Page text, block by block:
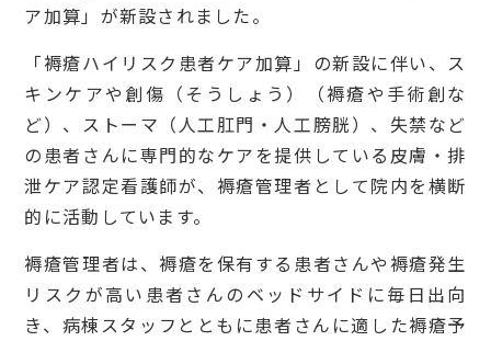
ア加算」が新設されました。
「褥瘡ハイリスク患者ケア加算」の新設に伴い、ス
キンケアや創傷（そうしょう）（褥瘡や手術創な
ど）、ストーマ（人工肛門・人工膀胱）、失禁など
の患者さんに専門的なケアを提供している皮膚・排
泄ケア認定看護師が、褥瘡管理者として院内を横断
的に活動しています。
褥瘡管理者は、褥瘡を保有する患者さんや褥瘡発生
リスクが高い患者さんのベッドサイドに毎日出向
き、病棟スタッフとともに患者さんに適した褥瘡予